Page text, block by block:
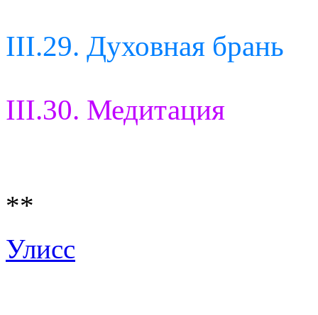
III.29. Духовная брань
III.30. Медитация
**
Улисс